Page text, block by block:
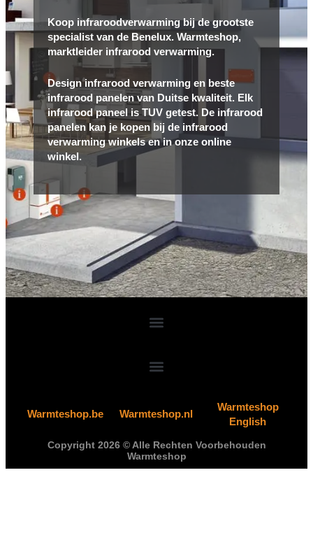
Koop infraroodverwarming bij de grootste
specialist van de Benelux. Warmteshop,
marktleider infrarood verwarming.
Design infrarood verwarming en beste
infrarood panelen van Duitse kwaliteit. Elk
infrarood paneel is TUV getest. De infrarood
panelen kan je kopen bij de infrarood
verwarming winkels en in onze online
winkel.
Warmteshop.be Warmteshop.nl
Warmteshop
English
Copyright 2026 © Alle Rechten Voorbehouden
Warmteshop